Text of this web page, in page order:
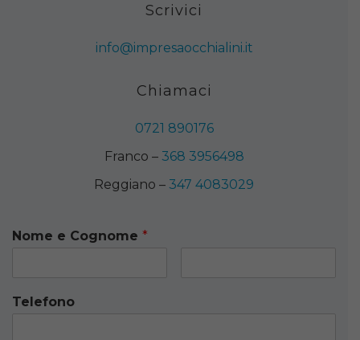
Scrivici
info@impresaocchialini.it
Chiamaci
0721 890176
Franco – 368 3956498
Reggiano – 347 4083029
Nome e Cognome *
Telefono